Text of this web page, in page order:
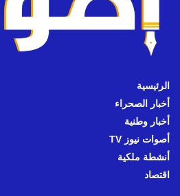
الرئيسية
أخبار الصحراء
أخبار وطنية
أصوات نيوز TV
أنشطة ملكية
اقتصاد